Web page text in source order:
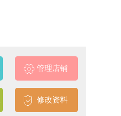
管理店铺
修改资料